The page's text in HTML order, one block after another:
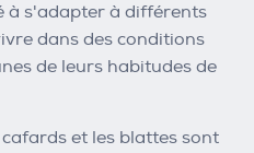
à s'adapter à différents
dans des conditions
de leurs habitudes de
cafards et les blattes sont